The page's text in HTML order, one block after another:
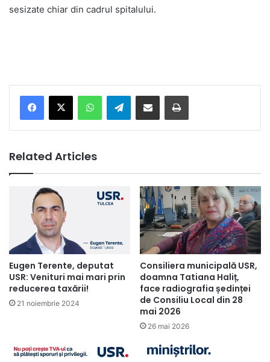
sesizate chiar din cadrul spitalului.
Telegram
Related Articles
Eugen Terente, deputat
USR: Venituri mai mari prin
reducerea taxării!
21 noiembrie 2024
Consiliera municipală USR,
doamna Tatiana Haliț,
face radiografia ședinței
de Consiliu Local din 28
mai 2026
26 mai 2026